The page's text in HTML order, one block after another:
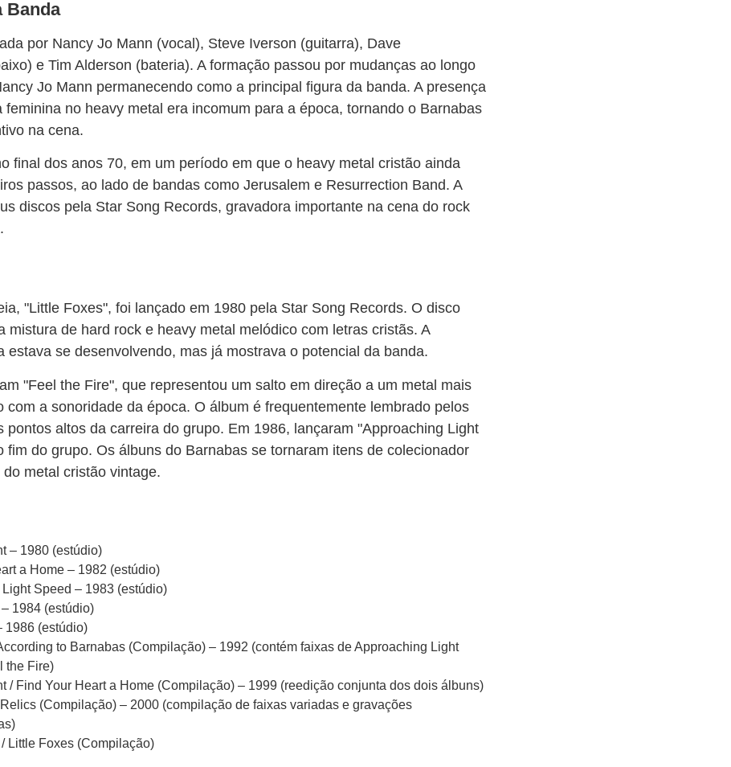
Banda
por Nancy Jo Mann (vocal), Steve Iverson (guitarra), Dave
e Tim Alderson (bateria). A formação passou por mudanças ao longo
Jo Mann permanecendo como a principal figura da banda. A presença
feminina no heavy metal era incomum para a época, tornando o Barnabas
na cena.
final dos anos 70, em um período em que o heavy metal cristão ainda
passos, ao lado de bandas como Jerusalem e Resurrection Band. A
discos pela Star Song Records, gravadora importante na cena do rock
"Little Foxes", foi lançado em 1980 pela Star Song Records. O disco
mistura de hard rock e heavy metal melódico com letras cristãs. A
estava se desenvolvendo, mas já mostrava o potencial da banda.
"Feel the Fire", que representou um salto em direção a um metal mais
com a sonoridade da época. O álbum é frequentemente lembrado pelos
pontos altos da carreira do grupo. Em 1986, lançaram "Approaching Light
fim do grupo. Os álbuns do Barnabas se tornaram itens de colecionador
metal cristão vintage.
– 1980 (estúdio)
a Home – 1982 (estúdio)
Speed – 1983 (estúdio)
1984 (estúdio)
1986 (estúdio)
to Barnabas (Compilação) – 1992 (contém faixas de Approaching Light
the Fire)
/ Find Your Heart a Home (Compilação) – 1999 (reedição conjunta dos dois álbuns)
(Compilação) – 2000 (compilação de faixas variadas e gravações
Little Foxes (Compilação)